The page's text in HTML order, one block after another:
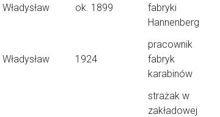
Władysław ok. 1899
fabryki
Hannenberg
Władysław 1924
pracownik
fabryk
karabinów
strażak w
zakładowej